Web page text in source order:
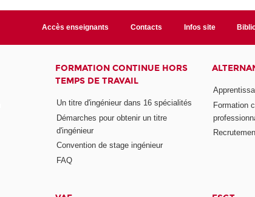
Accès enseignants Contacts Infos site
FORMATION CONTINUE HORS
TEMPS DE TRAVAIL
Un titre d'ingénieur dans 16 spécialités
Démarches pour obtenir un titre
d'ingénieur
Convention de stage ingénieur
FAQ
Formation